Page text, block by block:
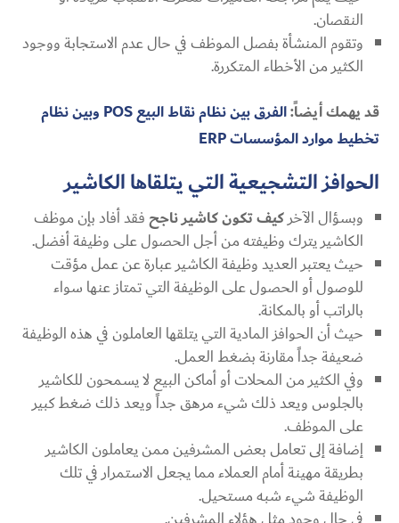
النقصان.
وتقوم المنشأة بفصل الموظف في حال عدم الاستجابة ووجود
الكثير من الأخطاء المتكررة.
قد يهمك أيضاً:
الفرق بين نظام نقاط البيع POS وبين نظام
تخطيط موارد المؤسسات ERP
الحوافز التشجيعية التي يتلقاها الكاشير
وبسؤال الآخركيف تكون كاشير ناجحفقد أفاد بإن موظف
الكاشير يترك وظيفته من أجل الحصول على وظيفة أفضل.
حيث يعتبر العديد وظيفة الكاشير عبارة عن عمل مؤقت
للوصول أو الحصول على الوظيفة التي تمتاز عنها سواء
بالراتب أو بالمكانة.
حيث أن الحوافز المادية التي يتلقها العاملون في هذه الوظيفة
ضعيفة جداً مقارنة بضغط العمل.
وفي الكثير من المحلات أو أماكن البيع لا يسمحون للكاشير
بالجلوس ويعد ذلك شيء مرهق جداً ويعد ذلك ضغط كبير
على الموظف.
إضافة إلى تعامل بعض المشرفين ممن يعاملون الكاشير
بطريقة مهينة أمام العملاء مما يجعل الاستمرار في تلك
الوظيفة شيء شبه مستحيل.